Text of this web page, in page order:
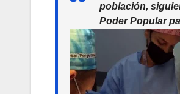
población,
Poder Popular